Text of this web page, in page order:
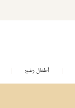
أطفال رضع